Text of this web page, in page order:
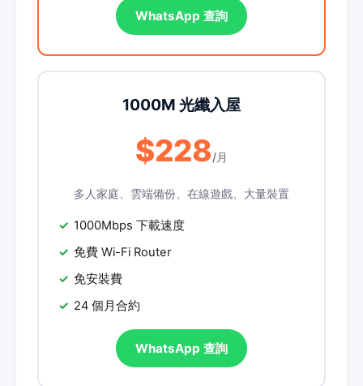
WhatsApp 查詢
1000M 光纖入屋
$228/月
多人家庭、雲端備份、在線遊戲、大量裝置
1000Mbps 下載速度
免費 Wi-Fi Router
免安裝費
24 個月合約
WhatsApp 查詢